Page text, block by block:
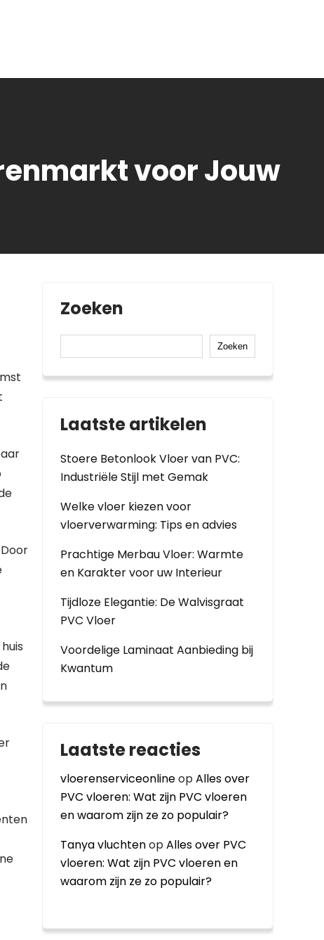
voor Jouw
Zoeken
Zoeken
Laatste artikelen
Stoere Betonlook Vloer van PVC:
Industriële Stijl met Gemak
Welke vloer kiezen voor
vloerverwarming: Tips en advies
Prachtige Merbau Vloer: Warmte
en Karakter voor uw Interieur
Tijdloze Elegantie: De Walvisgraat
PVC Vloer
Voordelige Laminaat Aanbieding bij
Kwantum
Laatste reacties
vloerenserviceonlineopAlles over
PVC vloeren: Wat zijn PVC vloeren
en waarom zijn ze zo populair?
Tanya vluchtenopAlles over PVC
vloeren: Wat zijn PVC vloeren en
waarom zijn ze zo populair?